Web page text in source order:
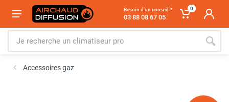
Besoin d'un conseil ?
03 88 08 67 05
0
Accessoires gaz